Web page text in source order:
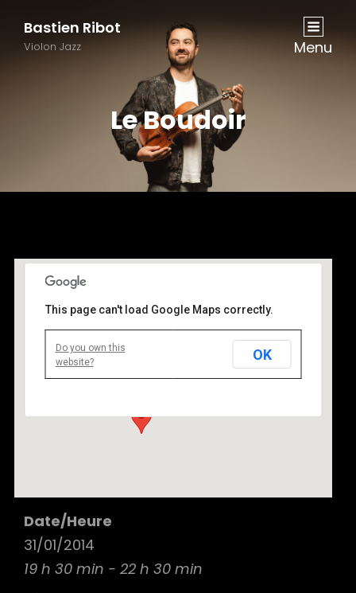
Bastien Ribot
Violon Jazz Menu
Le Boudoir
Le boudoir
82 Rue de Fontenay 94300 Vincennes - Vincennes
This page can't load Google Maps correctly.
Do you own this
website?
OK
Date/Heure
31/01/2014
19 h 30 min - 22 h 30 min